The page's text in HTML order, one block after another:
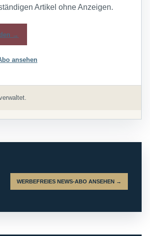
Artikel ohne Anzeigen.
→
ansehen
WERBEFREIES NEWS-ABO ANSEHEN →